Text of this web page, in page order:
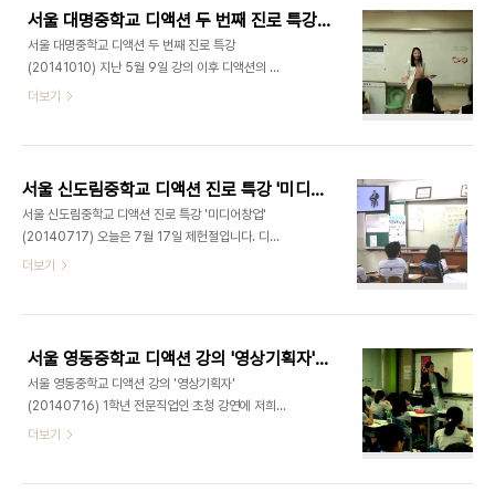
출강을 나가셨는데요. 이번에는 벤처사장이라는 직
업군을 주제로 중학교 1,2학년 학생들을 대상으로 강
연을 해주셨습니다. 디액션 외부 출강 (문의)070-
8748-9282 / ceo@deliciousaction.com
서울 대명중학교 디액션 두 번째 진로 특강 (20141010)
서울 대명중학교 디액션 두 번째 진로 특강
(20141010) 지난 5월 9일 강의 이후 디액션의 두
번째 방문인데요.첫번째 특강 보러가
이기도 했습니다.특유의 친화력으로 학생들의 높은
참여도를 이끌어내셨는데요. 강의가 끝나고도 학생
들이 너무 많은 관심과 질문을 해서 코치님이 난감할
정도였답니다. ^^ 디액션 이지현 코치님 강의 모습
(위) 강의 내용 : "미래를 디자인하라" 디자인 하는
개(위) 강연 (문의) :
더보기
서울 신도림중학교 디액션 진로 특강 '미디어창업' (20140717)
서울 신도림중학교 디액션 진로 특강 '미디어창업'
(20140717) 오늘은 7월 17일 제헌절입니다. 디액
션 최정욱 대표님께서는 신도림중학교에서 주최한
서 기본적으로 갖추어야 하는 꿈과 도전에 대하여 강
연해주셨습니다. 보통 '꿈, 도전' 하면 식상하거나 뻔
한 내용을 떠올릴 수 있는데요. 대표님이 개발하신 학
생 참여형 수업으로 역시나 이번에도 학생들의 높은
호응을 얻으셨습니다. 대한민국의 학생들이 진정한
함께하겠습니다. 다음은 학생들이 강연 시간에 직접
더보기
서울 영동중학교 디액션 강의 '영상기획자' (20140716)
서울 영동중학교 디액션 강의 '영상기획자'
(20140716) 1학년 전문직업인 초청 강연에 저희
디액션 최정욱 대표님이 초청되었습니다. 오래간만
더보기